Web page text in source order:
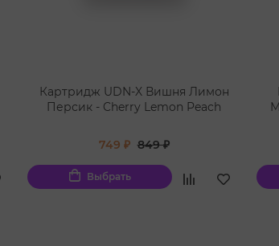
Картридж UDN-X Вишня Лимон
Персик - Cherry Lemon Peach
749 ₽ 849 ₽
Выбрать